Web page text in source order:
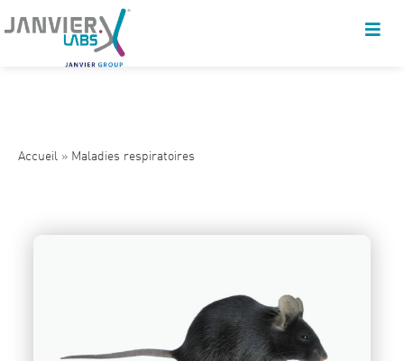
Accueil » Maladies respiratoires